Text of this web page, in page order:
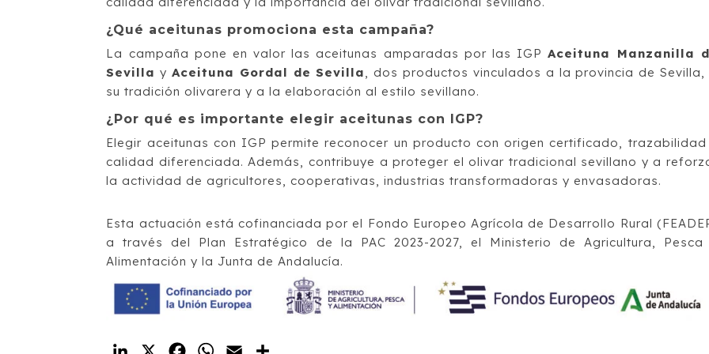
¿Qué aceitunas promociona esta campaña?
La campaña pone en valor las aceitunas amparadas por las IGPAceituna Manzanilla
Sevilla yAceituna Gordal de Sevilla, dos productos vinculados a la provincia de Sevilla,
su tradición olivarera y a la elaboración al estilo sevillano.
¿Por qué es importante elegir aceitunas con IGP?
Elegir aceitunas con IGP permite reconocer un producto con origen certificado, trazabilidad
calidad diferenciada. Además, contribuye a proteger el olivar tradicional sevillano y a
la actividad de agricultores, cooperativas, industrias transformadoras y envasadoras.
Esta actuación está cofinanciada por el Fondo Europeo Agrícola de Desarrollo Rural
a través del Plan Estratégico de la PAC 2023-2027, el Ministerio de Agricultura, Pesca
Alimentación y la Junta de Andalucía.
LinkedIn
X FacebookWhatsApp
Email